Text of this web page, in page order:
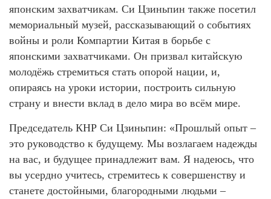
японским захватчикам. Си Цзиньпин также посетил
мемориальный музей, рассказывающий о событиях
войны и роли Компартии Китая в борьбе с
японскими захватчиками. Он призвал китайскую
молодёжь стремиться стать опорой нации, и,
опираясь на уроки истории, построить сильную
страну и внести вклад в дело мира во всём мире.
Председатель КНР Си Цзиньпин: «Прошлый опыт –
это руководство к будущему. Мы возлагаем надежды
на вас, и будущее принадлежит вам. Я надеюсь, что
вы усердно учитесь, стремитесь к совершенству и
станете достойными, благородными людьми –